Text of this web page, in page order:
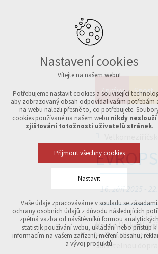
Zprávy Sport
16. září 2025 -
Město Velké
Evropskému
udržitelnou
Nastavení cookies
Vítejte na našem webu!
Potřebujeme nastavit cookies a související
aby zobrazovaný obsah odpovídal vašim potřebám
na webu nalezli přesně to, co potřebujete.
cookies používané na našem webu nikdy neslouží
zjišťování totožnosti uživatelů stránek.
Přijmout všechny cookies
Nastavit
Technická cookies
nutná pro provozování webu
udržení kontextu stránek (session): případná
přihlášení, volby jazyka, apod.
Vaše údaje zpracováváme v souladu se zásadami
ochrany osobních údajů z důvodu následujících
zpětná vazba od návštěvníků formou analytických
statistik používání webu, ukládání nebo přístup k
informacím na vašem zařízení, měření obsahu,
a vývoj produktů.